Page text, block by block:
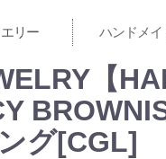
リー ハンドメイ
【
グ[CGL]